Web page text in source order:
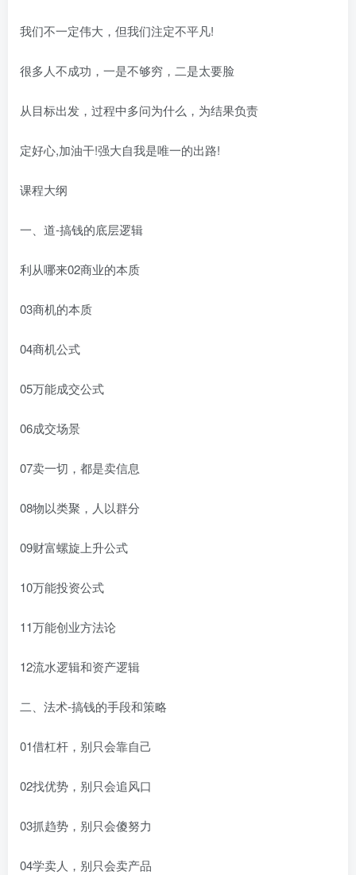
我们不一定伟大，但我们注定不平凡!
很多人不成功，一是不够穷，二是太要脸
从目标出发，过程中多问为什么，为结果负责
定好心,加油干!强大自我是唯一的出路!
课程大纲
一、道-搞钱的底层逻辑
利从哪来02商业的本质
03商机的本质
04商机公式
05万能成交公式
06成交场景
07卖一切，都是卖信息
08物以类聚，人以群分
09财富螺旋上升公式
10万能投资公式
11万能创业方法论
12流水逻辑和资产逻辑
二、法术-搞钱的手段和策略
01借杠杆，别只会靠自己
02找优势，别只会追风口
03抓趋势，别只会傻努力
04学卖人，别只会卖产品